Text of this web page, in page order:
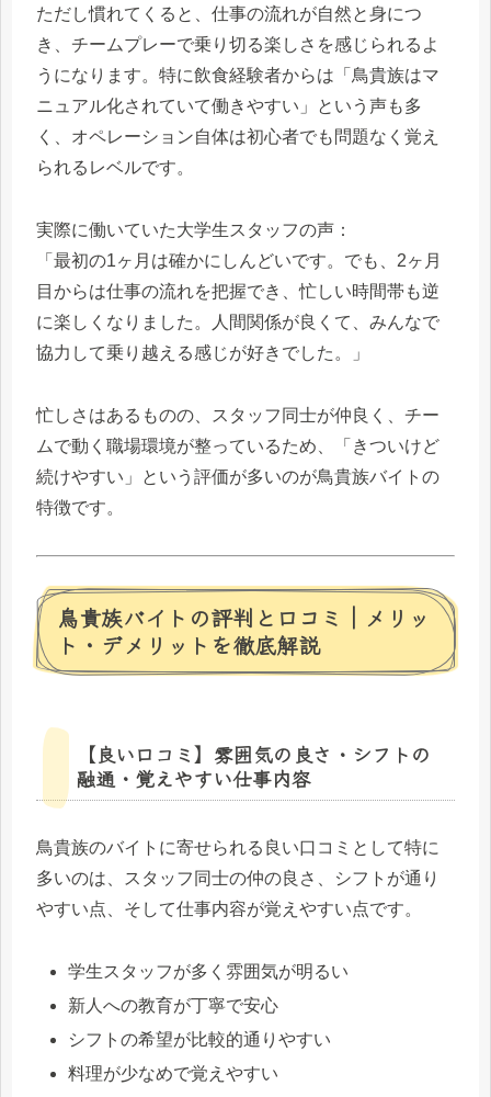
ただし慣れてくると、仕事の流れが自然と身につ
き、チームプレーで乗り切る楽しさを感じられるよ
うになります。特に飲食経験者からは「鳥貴族はマ
ニュアル化されていて働きやすい」という声も多
く、オペレーション自体は初心者でも問題なく覚え
られるレベルです。
実際に働いていた大学生スタッフの声：
「最初の1ヶ月は確かにしんどいです。でも、2ヶ月
目からは仕事の流れを把握でき、忙しい時間帯も逆
に楽しくなりました。人間関係が良くて、みんなで
協力して乗り越える感じが好きでした。」
忙しさはあるものの、スタッフ同士が仲良く、チー
ムで動く職場環境が整っているため、「きついけど
続けやすい」という評価が多いのが鳥貴族バイトの
特徴です。
鳥貴族バイトの評判と口コミ｜メリッ
ト・デメリットを徹底解説
【良い口コミ】雰囲気の良さ・シフトの
融通・覚えやすい仕事内容
鳥貴族のバイトに寄せられる良い口コミとして特に
多いのは、スタッフ同士の仲の良さ、シフトが通り
やすい点、そして仕事内容が覚えやすい点です。
学生スタッフが多く雰囲気が明るい
新人への教育が丁寧で安心
シフトの希望が比較的通りやすい
料理が少なめで覚えやすい